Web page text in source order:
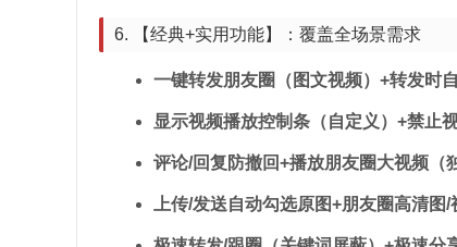
6. 【经典+实用功能】：覆盖全场景需求
一键转发朋友圈（图文视频）+转发时
显示视频播放控制条（自定义）+禁止
评论/回复防撤回+播放朋友圈大视频（
上传/发送自动勾选原图+朋友圈高清图/